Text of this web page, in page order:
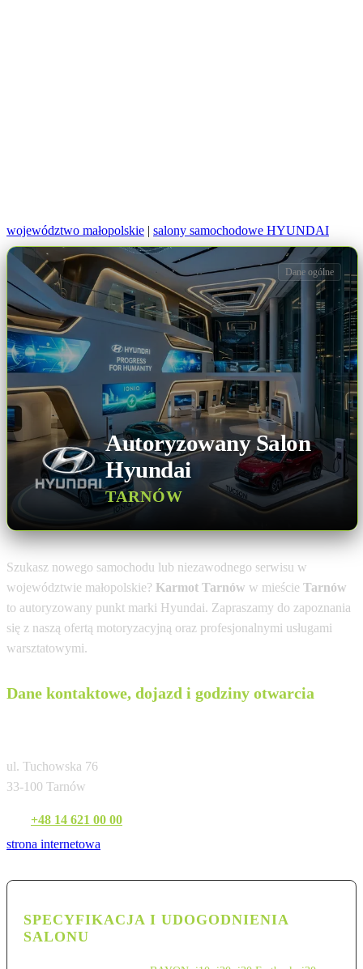
województwo małopolskie | salony samochodowe HYUNDAI
Autoryzowany Salon
Hyundai
TARNÓW
Dane ogólne
Szukasz nowego samochodu lub niezawodnego serwisu w
województwie małopolskie? Karmot Tarnów w mieście Tarnów
to autoryzowany punkt marki Hyundai. Zapraszamy do zapoznania
się z naszą ofertą motoryzacyjną oraz profesjonalnymi usługami
warsztatowymi.
Dane kontaktowe, dojazd i godziny otwarcia
ul. Tuchowska 76
33-100 Tarnów
+48 14 621 00 00
strona internetowa
SPECYFIKACJA I UDOGODNIENIA
SALONU